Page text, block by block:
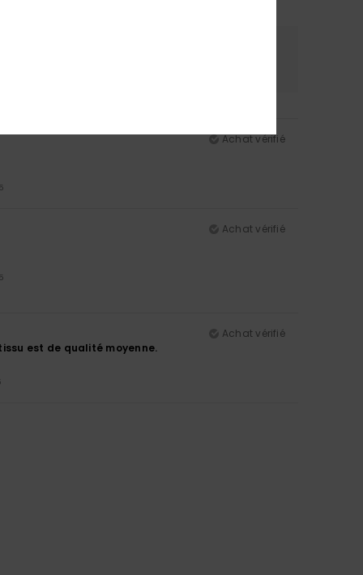
Achat vérifié
Achat vérifié
Achat vérifié
est de qualité moyenne.